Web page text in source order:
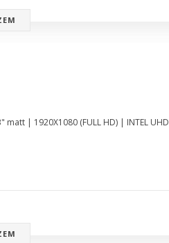
| 1920X1080 (FULL HD) | INTEL UHD